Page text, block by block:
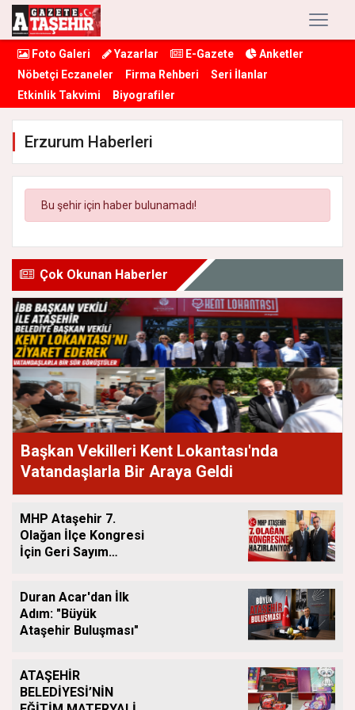
Foto Galeri Yazarlar E-Gazete
Anketler
Nöbetçi Eczaneler
Firma Rehberi
Seri İlanlar
Etkinlik Takvimi
Biyografiler
Erzurum Haberleri
Bu şehir için haber bulunamadı!
Çok Okunan Haberler
Başkan Vekilleri Kent Lokantası'nda
Vatandaşlarla Bir Araya Geldi
MHP Ataşehir 7.
Olağan İlçe Kongresi
İçin Geri Sayım
Duran Acar'dan İlk
Adım: "Büyük
Ataşehir Buluşması"
ATAŞEHİR
BELEDİYESİ’NİN